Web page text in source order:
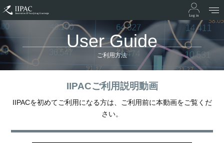
User Guide
ご利用方法
IIPACご利用説明動画
IIPACを初めてご利用になる方は、ご利用前に本動画をご覧くだ
さい。